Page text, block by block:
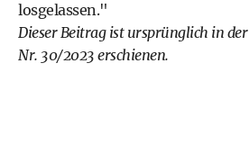
losgelassen."
Dieser Beitrag ist ursprünglich in der
Nr. 30/2023 erschienen.